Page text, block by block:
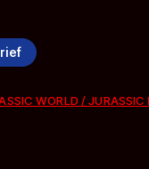
WORLD / JURASSIC